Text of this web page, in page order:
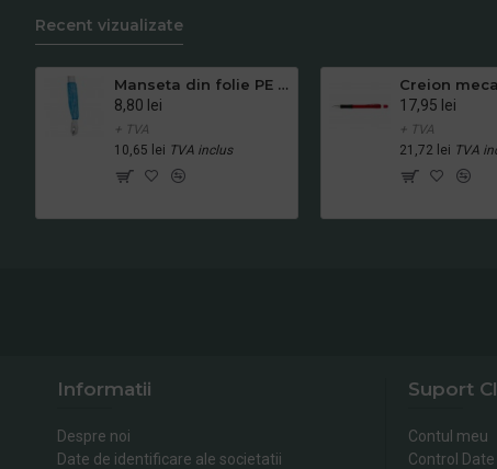
Recent vizualizate
Manseta din folie PE - 100 buc/ set
8,80 lei
+ TVA
10,65 lei TVA inclus
17,95 lei
+ TVA
21,72 lei TVA
Informatii
Despre noi
Date de identificare ale societatii
Suport
Contul meu
Control